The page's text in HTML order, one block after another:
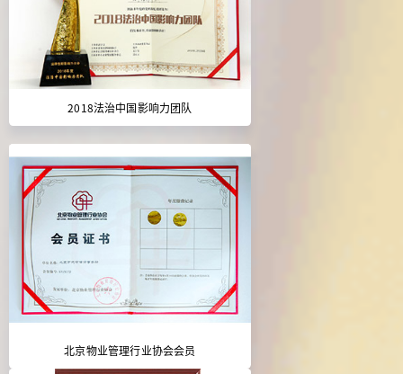
2018法治中国影响力团队
北京物业管理行业协会会员